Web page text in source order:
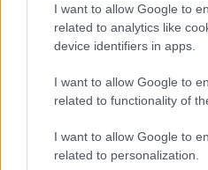
I want to allow Google to
related to analytics like
device identifiers in apps.
I want to allow Google to
related to functionality of
I want to allow Google to
related to personalization.
50 perc lett,
Elmélkedés az
optimális
Fonyódi Noémi|2019 szeptember